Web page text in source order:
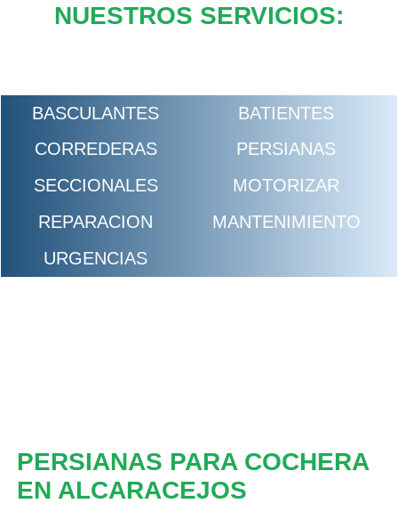
NUESTROS SERVICIOS:
BASCULANTES
BATIENTES
CORREDERAS
PERSIANAS
SECCIONALES
MOTORIZAR
REPARACION
MANTENIMIENTO
URGENCIAS
PERSIANAS PARA COCHERA
EN ALCARACEJOS